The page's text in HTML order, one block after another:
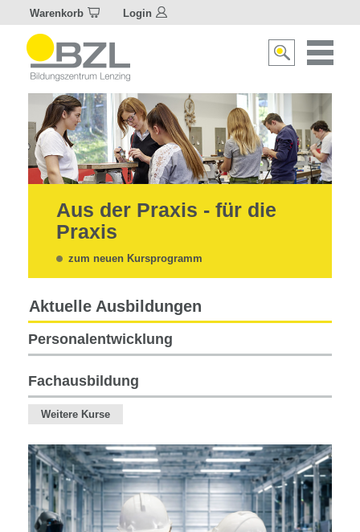
Warenkorb Login
Suche
Aus der Praxis - für die
Praxis
zum neuen Kursprogramm
Aktuelle Ausbildungen
Personalentwicklung
Fachausbildung
Fachausbildung
Weitere Kurse